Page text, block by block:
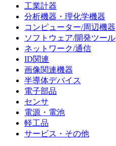
工業計器
分析機器・理化学機器
コンピューター/周辺機器
ソフトウェア/開発ツール
ネットワーク/通信
ID関連
画像関連機器
半導体デバイス
電子部品
センサ
電源・電池
軽工品
サービス・その他